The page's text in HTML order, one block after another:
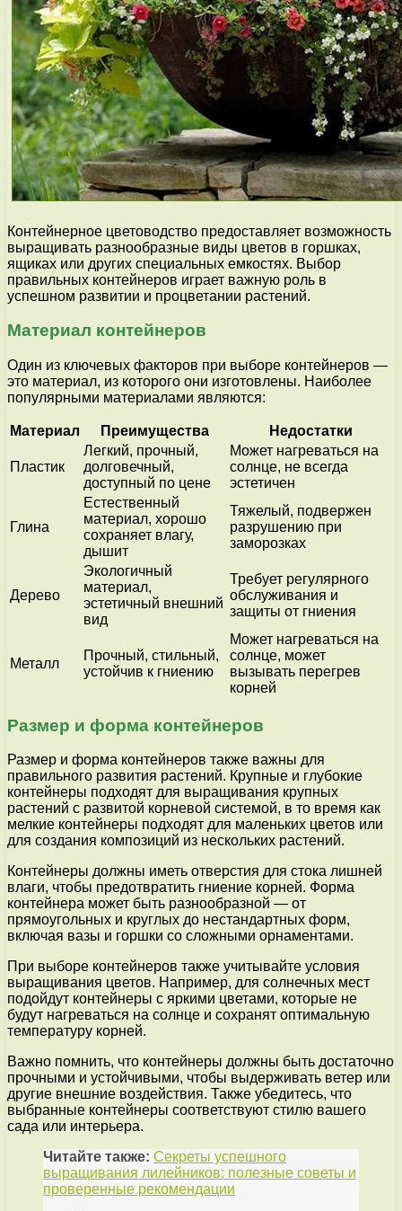
Контейнерное цветоводство предоставляет возможность
выращивать разнообразные виды цветов в горшках,
ящиках или других специальных емкостях. Выбор
правильных контейнеров играет важную роль в
успешном развитии и процветании растений.
Материал контейнеров
Один из ключевых факторов при выборе контейнеров —
это материал, из которого они изготовлены. Наиболее
популярными материалами являются:
Материал Преимущества Недостатки
Пластик
Легкий, прочный,
долговечный,
доступный по цене
Может нагреваться на
солнце, не всегда
эстетичен
Глина
Естественный
материал, хорошо
сохраняет влагу,
дышит
Тяжелый, подвержен
разрушению при
заморозках
Дерево
Экологичный
материал,
эстетичный внешний
вид
Требует регулярного
обслуживания и
защиты от гниения
Металл
Прочный, стильный,
устойчив к гниению
Может нагреваться на
солнце, может
вызывать перегрев
корней
Размер и форма контейнеров
Размер и форма контейнеров также важны для
правильного развития растений. Крупные и глубокие
контейнеры подходят для выращивания крупных
растений с развитой корневой системой, в то время как
мелкие контейнеры подходят для маленьких цветов или
для создания композиций из нескольких растений.
Контейнеры должны иметь отверстия для стока лишней
влаги, чтобы предотвратить гниение корней. Форма
контейнера может быть разнообразной — от
прямоугольных и круглых до нестандартных форм,
включая вазы и горшки со сложными орнаментами.
При выборе контейнеров также учитывайте условия
выращивания цветов. Например, для солнечных мест
подойдут контейнеры с яркими цветами, которые не
будут нагреваться на солнце и сохранят оптимальную
температуру корней.
Важно помнить, что контейнеры должны быть достаточно
прочными и устойчивыми, чтобы выдерживать ветер или
другие внешние воздействия. Также убедитесь, что
выбранные контейнеры соответствуют стилю вашего
сада или интерьера.
Читайте также: Секреты успешного
выращивания лилейников: полезные советы и
проверенные рекомендации